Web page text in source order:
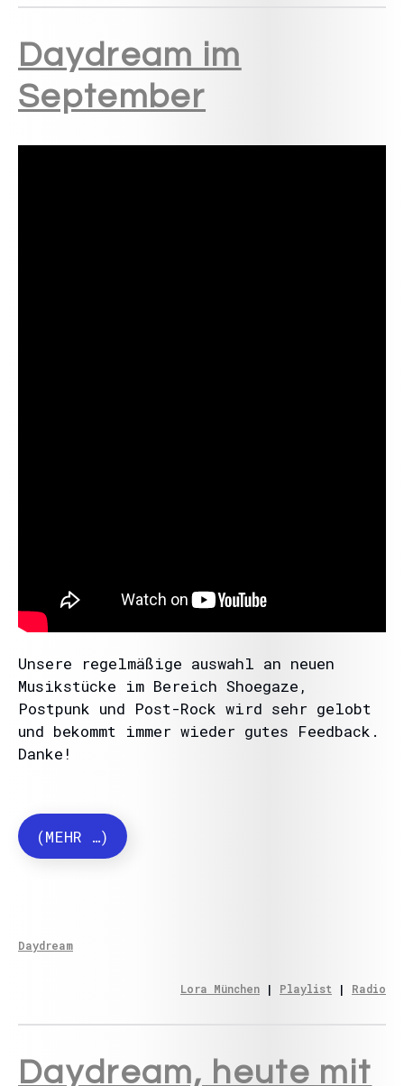
Daydream im
September
Unsere regelmäßige auswahl an neuen
Musikstücke im Bereich Shoegaze,
Postpunk und Post-Rock wird sehr gelobt
und bekommt immer wieder gutes Feedback.
Danke!
(MEHR …)
Daydream
Lora München | Playlist | Radio
Daydream, heute mit